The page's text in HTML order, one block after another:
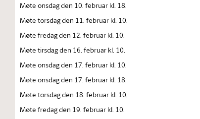
Møte onsdag den 10. februar kl. 18.
Møte torsdag den 11. februar kl. 10.
Møte fredag den 12. februar kl. 10.
Møte tirsdag den 16. februar kl. 10.
Møte onsdag den 17. februar kl. 10.
Møte onsdag den 17. februar kl. 18.
Møte torsdag den 18. februar kl. 10,
Møte fredag den 19. februar kl. 10.